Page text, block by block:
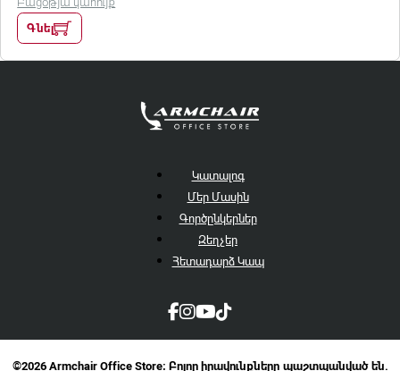
Գնել
Կատալոգ
Մեր Մասին
Գործընկերներ
Զեղչեր
Հետադարձ Կապ
©2026 Armchair Office Store։ Բոլոր իրավունքները պաշտպանված են.